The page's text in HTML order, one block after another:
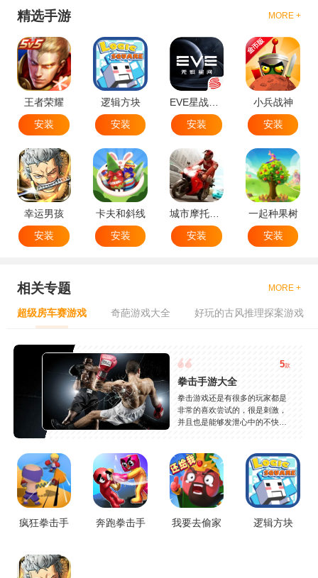
精选手游 MORE +
王者荣耀
安装
逻辑方块
安装
EVE星战前夜无烬星河
安装
小兵战神
安装
幸运男孩
安装
卡夫和斜线
安装
城市摩托特技
安装
一起种果树
安装
相关专题 MORE +
超级房车赛游戏 奇葩游戏大全 好玩的古风推理探案游戏
5款
拳击手游大全
拳击游戏还是有很多的玩家都是
非常的喜欢尝试的，很是刺激，
并且也是能够发泄心中的不快
是一些格斗的游戏，其实是非常
的有趣，也是相当的刺激的，游
戏中是有一些不同的场景都是能
够去进行体验的，我们也是能够
去刺激的进行对战的，小编现在
就是收集了一些有意思的拳击游
戏，相信你们一定会喜欢的。
疯狂拳击手 奔跑拳击手 我要去偷家 逻辑方块